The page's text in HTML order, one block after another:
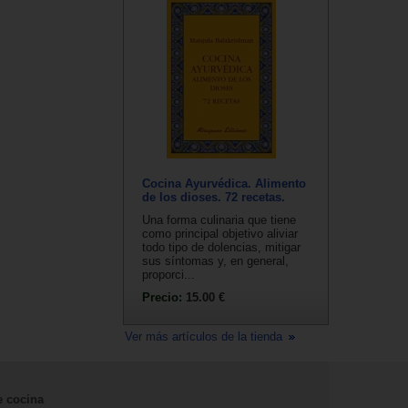
Cocina Ayurvédica. Alimento
de los dioses. 72 recetas.
Una forma culinaria que tiene
como principal objetivo aliviar
todo tipo de dolencias, mitigar
sus síntomas y, en general,
proporci...
Precio: 15.00 €
Ver más artículos de la tienda
cocina